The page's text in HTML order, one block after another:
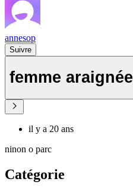
annesop
Suivre
femme araignée
il y a 20 ans
ninon o parc
Catégorie